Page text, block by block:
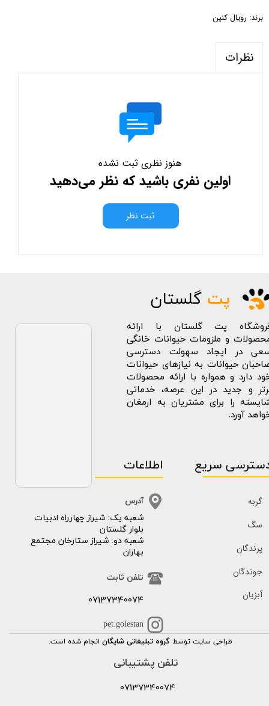
برند: رویال کنین
نظرات
هنوز نظری ثبت نشده
اولین نفری باشید که نظر می‌دهید
ثبت نظر
پت گلستان
پت گلستان با ارائه
و ملزومات حیوانات خانگی
در ایجاد سهولت دسترسی
حیوانات به نیازهای حیوانات
دارد و همواره با ارائه محصولات
و جدید در این عرصه، خدماتی
را برای مشتریان به ارمغان
آورد.
سریع
گربه
سگ
پرندگان
جوندگان
آبزیان
​​شعبه یک: شیراز چهارراه ادبیات
بلوار گلستان
شعبه دو: شیراز ستارخان مجتمع
بهاران
اطلاعات
آدرس
تلفن ثابت
07137340074
pet.golestan
طراحی سایت توسط گروه تبلیغاتی شایگان انجام شده است.
تلفن پشتیبانی
07137340074